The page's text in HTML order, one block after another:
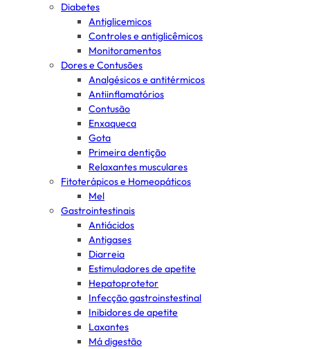
Diabetes
Antiglicemicos
Controles e antiglicêmicos
Monitoramentos
Dores e Contusões
Analgésicos e antitérmicos
Antiinflamatórios
Contusão
Enxaqueca
Gota
Primeira dentição
Relaxantes musculares
Fitoterápicos e Homeopáticos
Mel
Gastrointestinais
Antiácidos
Antigases
Diarreia
Estimuladores de apetite
Hepatoprotetor
Infecção gastroinstestinal
Inibidores de apetite
Laxantes
Má digestão